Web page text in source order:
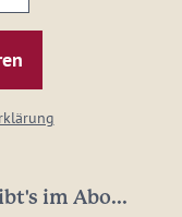
im Abo...